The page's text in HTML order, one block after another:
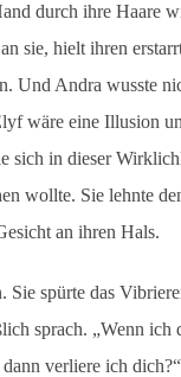
durch ihre Haare
sie, hielt ihren
Und Andra wusste
wäre eine Illusion
sich in dieser
wollte. Sie lehnte
an ihren Hals.
Sie spürte das
sprach. „Wenn ich
verliere ich dich?“